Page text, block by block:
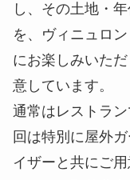
し、その土地・
を、ヴィニュロ
にお楽しみいた
意しています。
通常はレストラ
回は特別に屋外
イザーと共にご